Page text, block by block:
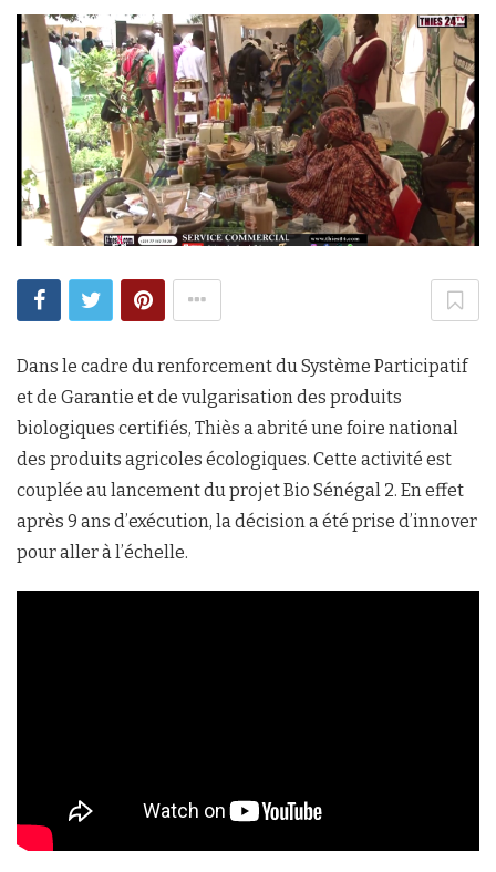
Dans le cadre du renforcement du Système Participatif
et de Garantie et de vulgarisation des produits
biologiques certifiés, Thiès a abrité une foire national
des produits agricoles écologiques. Cette activité est
couplée au lancement du projet Bio Sénégal 2. En effet
après 9 ans d’exécution, la décision a été prise d’innover
pour aller à l’échelle.